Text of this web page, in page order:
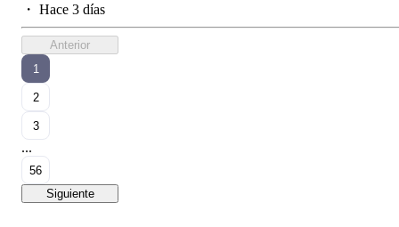
・ Hace 3 días
Anterior
1
2
3
...
56
Siguiente